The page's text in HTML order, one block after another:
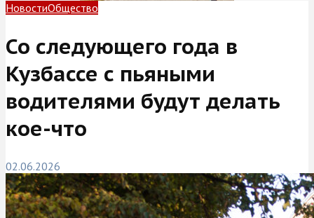
НовостиОбщество
Со следующего года в
Кузбассе с пьяными
водителями будут делать
кое-что
02.06.2026